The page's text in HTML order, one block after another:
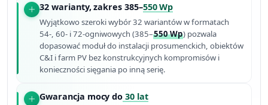
32 warianty, zakres 385–550 Wp
Wyjątkowo szeroki wybór 32 wariantów w formatach
54-, 60- i 72-ogniwowych (385–550 Wp) pozwala
dopasować moduł do instalacji prosumenckich, obiektów
C&I i farm PV bez konstruk­cyjnych kompromisów i
konieczności sięgania po inną serię.
Gwarancja mocy do 30 lat